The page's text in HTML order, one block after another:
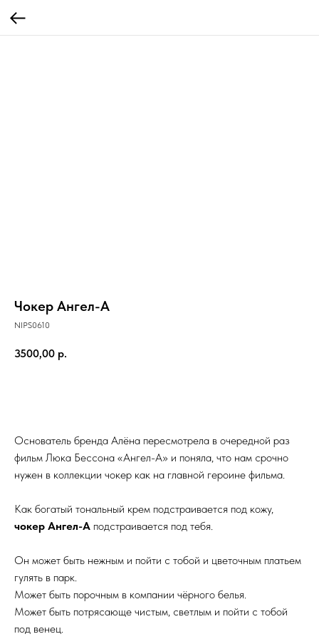
Чокер Ангел-А
NIPS0610
3500,00 р.
Основатель бренда Алёна пересмотрела в очередной раз
фильм Люка Бессона «Ангел-А» и поняла, что нам срочно
нужен в коллекции чокер как на главной героине фильма.
Как богатый тональный крем подстраивается под кожу,
чокер Ангел-А подстраивается под тебя.
Он может быть нежным и пойти с тобой и цветочным платьем
гулять в парк.
Может быть порочным в компании чёрного белья.
Может быть потрясающе чистым, светлым и пойти с тобой
под венец.